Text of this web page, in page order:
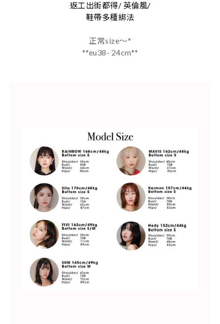
返工出街都得/ 英倫風/
鞋帶多種綁法
正常size～*
**eu38- 24cm**